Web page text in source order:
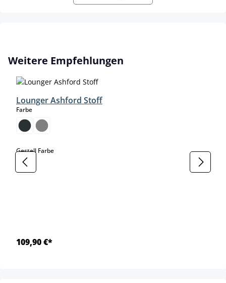
Produktgalerie überspringen
Weitere Empfehlungen
Lounger Ashford Stoff
Farbeauswählen
Gestell Farbeauswählen
109,90 €*